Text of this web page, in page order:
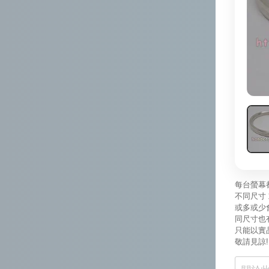
每台螢幕
不同尺寸
或多或少
同尺寸也
只能以實
敬請見諒